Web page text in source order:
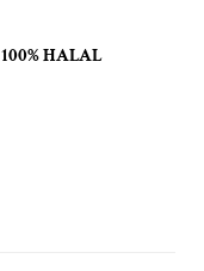
100% HALAL